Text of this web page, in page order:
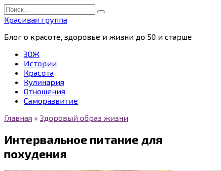
Перейти
к
содержанию
Search
for:
Красивая группа
Блог о красоте, здоровье и жизни до 50 и старше
ЗОЖ
Истории
Красота
Кулинария
Отношения
Саморазвитие
Главная » Здоровый образ жизни
Интервальное питание для
похудения